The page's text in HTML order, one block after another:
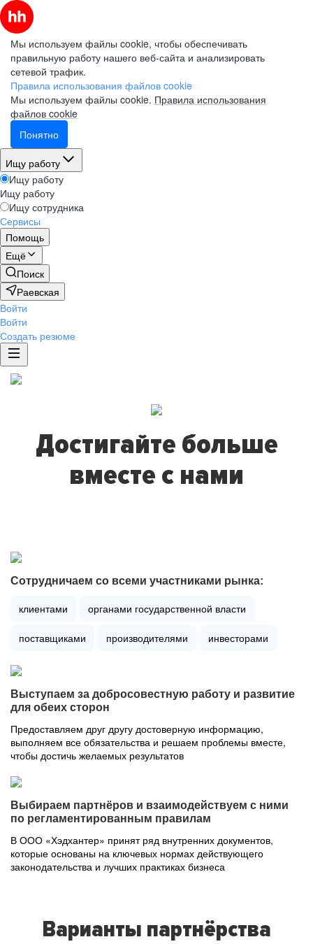
Мы используем файлы cookie, чтобы обеспечивать
правильную работу нашего веб-сайта и анализировать
сетевой трафик.
Правила использования файлов cookie
Мы используем файлы cookie. Правила использования
файлов cookie
Понятно
Ищу работу
Ищу работу
Ищу работу
Ищу сотрудника
Сервисы
Помощь
Ещё
Поиск
Раевская
Войти
Войти
Создать резюме
Достигайте больше
вместе с нами
Сотрудничаем со всеми участниками рынка:
клиентами органами государственной власти
поставщиками производителями инвесторами
Выступаем за добросовестную работу и развитие
для обеих сторон
Предоставляем друг другу достоверную информацию,
выполняем все обязательства и решаем проблемы вместе,
чтобы достичь желаемых результатов
Выбираем партнёров и взаимодействуем с ними
по регламентированным правилам
В ООО «Хэдхантер» принят ряд внутренних документов,
которые основаны на ключевых нормах действующего
законодательства и лучших практиках бизнеса
Варианты партнёрства